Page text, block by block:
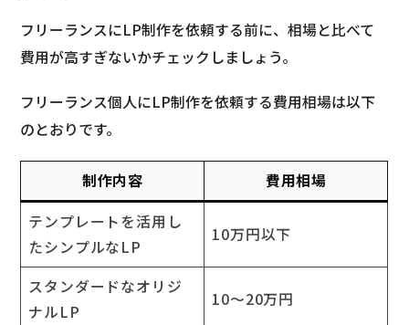
フリーランスにLP制作を依頼する前に、相場と比べて
費用が高すぎないかチェックしましょう。
フリーランス個人にLP制作を依頼する費用相場は以下
のとおりです。
制作内容
費用相場
テンプレートを活用し
たシンプルなLP
10万円以下
スタンダードなオリジ
ナルLP
10～20万円